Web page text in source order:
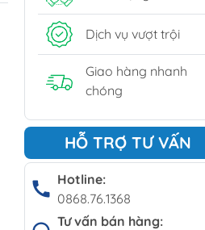
Bộ bàn ghế cafe
Bàn cafe
Ghế cafe
Ghế bar
Dịch vụ vượt trội
Giao hàng nhanh
chóng
HỖ TRỢ TƯ VẤN
Hotline:
0868.76.1368
Tư vấn bán hàng: